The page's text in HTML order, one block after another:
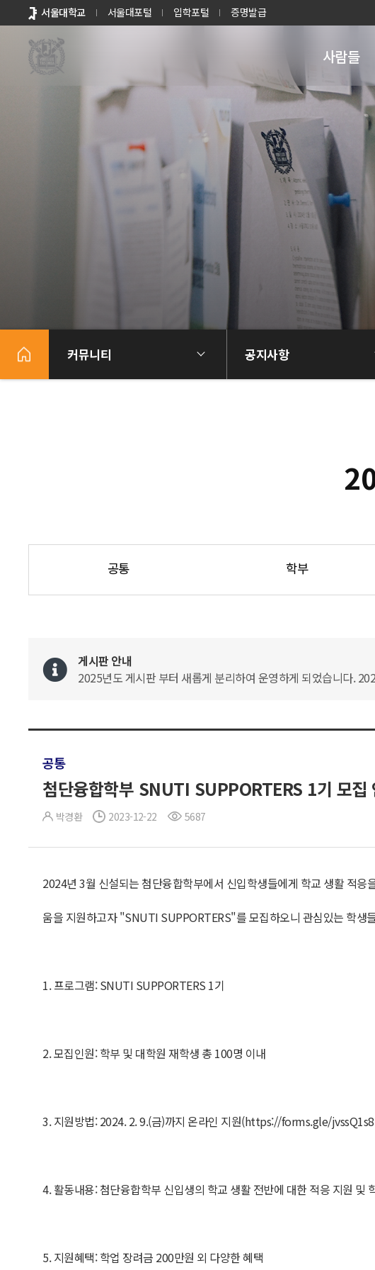
바로가기
메뉴
서울대학교 서울대포털 입학포털 증명발급
사람들
커뮤니티 공지사항
공통 학부
게시판 안내
2025년도 게시판 부터 새롭게 분리하여 운영하게 되었습니다.
공통
첨단융합학부 SNUTI SUPPORTERS 1기 모집
박경환 2023-12-22 5687
2024년 3월 신설되는 첨단융합학부에서 신입학생들에게 학교 생활 적응
움을 지원하고자 "SNUTI SUPPORTERS"를 모집하오니 관심있는 학생
1. 프로그램: SNUTI SUPPORTERS 1기
2. 모집인원: 학부 및 대학원 재학생 총 100명 이내
3. 지원방법: 2024. 2. 9.(금)까지 온라인 지원(https://forms.gle/
4. 활동내용: 첨단융합학부 신입생의 학교 생활 전반에 대한 적응 지원 및
5. 지원혜택: 학업 장려금 200만원 외 다양한 혜택